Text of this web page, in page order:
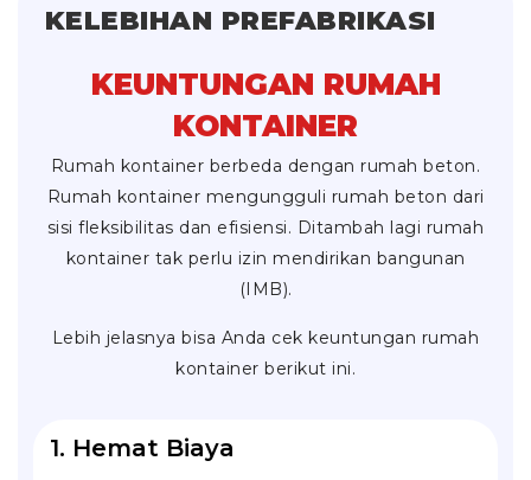
KELEBIHAN PREFABRIKASI
KEUNTUNGAN RUMAH
KONTAINER
Rumah kontainer berbeda dengan rumah beton.
Rumah kontainer mengungguli rumah beton dari
sisi fleksibilitas dan efisiensi. Ditambah lagi rumah
kontainer tak perlu izin mendirikan bangunan
(IMB).
Lebih jelasnya bisa Anda cek keuntungan rumah
kontainer berikut ini.
1. Hemat Biaya